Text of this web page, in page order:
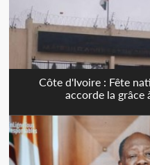
Côte d'Ivoire : Fête
accorde la grâce